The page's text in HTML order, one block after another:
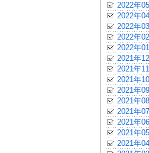
2022年
2022年
2022年
2022年
2022年
2021年
2021年
2021年
2021年
2021年
2021年
2021年
2021年
2021年